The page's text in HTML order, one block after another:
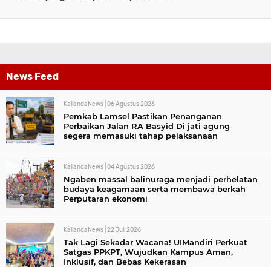
News Feed
KaliandaNews | 06 Agustus 2026
Pemkab Lamsel Pastikan Penanganan
Perbaikan Jalan RA Basyid Di jati agung
segera memasuki tahap pelaksanaan
KaliandaNews | 04 Agustus 2026
Ngaben massal balinuraga menjadi perhelatan
budaya keagamaan serta membawa berkah
Perputaran ekonomi
KaliandaNews | 22 Juli 2026
Tak Lagi Sekadar Wacana! UIMandiri Perkuat
Satgas PPKPT, Wujudkan Kampus Aman,
Inklusif, dan Bebas Kekerasan